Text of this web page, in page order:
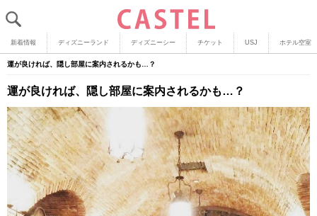
新着情報 ディズニーランド ディズニーシー チケット USJ ホテル空室
運が良ければ、隠し部屋に案内されるかも…？
運が良ければ、隠し部屋に案内されるかも…？